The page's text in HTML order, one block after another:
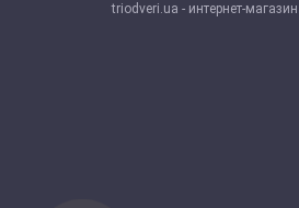
triodveri.ua - интернет-магазин